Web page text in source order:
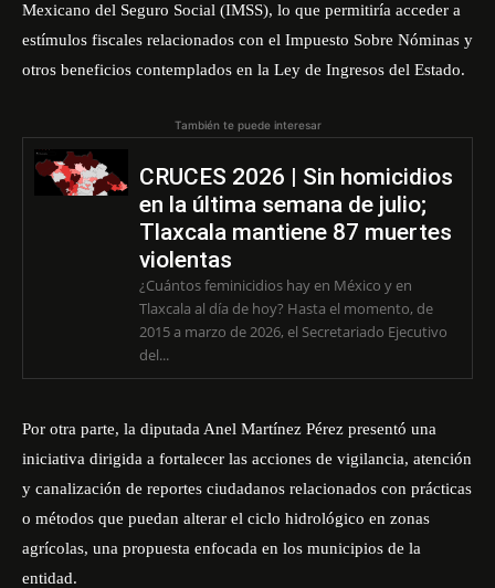
Mexicano del Seguro Social (IMSS), lo que permitiría acceder a
estímulos fiscales relacionados con el Impuesto Sobre Nóminas y
otros beneficios contemplados en la Ley de Ingresos del Estado.
También te puede interesar
CRUCES 2026 | Sin homicidios
en la última semana de julio;
Tlaxcala mantiene 87 muertes
violentas
¿Cuántos feminicidios hay en México y en
Tlaxcala al día de hoy? Hasta el momento, de
2015 a marzo de 2026, el Secretariado Ejecutivo
del...
Por otra parte, la diputada Anel Martínez Pérez presentó una
iniciativa dirigida a fortalecer las acciones de vigilancia, atención
y canalización de reportes ciudadanos relacionados con prácticas
o métodos que puedan alterar el ciclo hidrológico en zonas
agrícolas, una propuesta enfocada en los municipios de la
entidad.